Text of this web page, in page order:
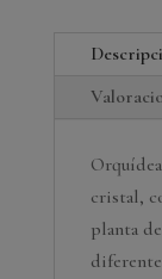
cristal,
planta